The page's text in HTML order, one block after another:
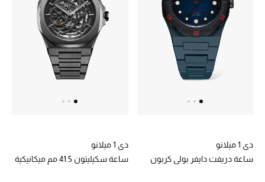
مستحضرات العناية
مستحضرات الاستحمام والعناية بالجسم
العناية بالشعر
هدايا
دي 1 ميلانو
ساعة دريفت دايفر بولي كربون
دي 1 ميلانو
ساعة سكيليتون 41.5 مم ميكانيكية